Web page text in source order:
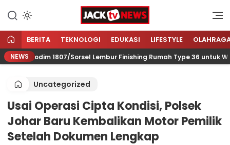
konten
Jacktvnews.com
Sumber Referensi Terpercaya
BERITA TEKNOLOGI EDUKASI LIFESTYLE
NEWS
Kodim 1807/Sorsel Lembur Finishing Rumah Type 36 untuk Warga
Uncategorized
Usai Operasi Cipta Kondisi, Polsek
Johar Baru Kembalikan Motor Pemilik
Setelah Dokumen Lengkap